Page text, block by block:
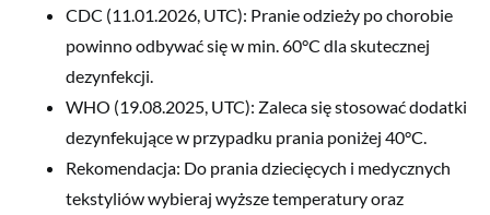
CDC (11.01.2026, UTC): Pranie odzieży po chorobie
powinno odbywać się w min. 60°C dla skutecznej
dezynfekcji.
WHO (19.08.2025, UTC): Zaleca się stosować dodatki
dezynfekujące w przypadku prania poniżej 40°C.
Rekomendacja: Do prania dziecięcych i medycznych
tekstyliów wybieraj wyższe temperatury oraz